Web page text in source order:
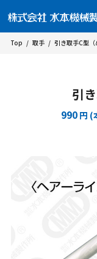
Top / 取手 / 引き取手C型（
引
990 円 (